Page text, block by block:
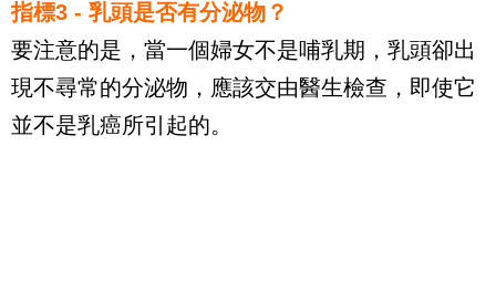
指標3 - 乳頭是否有分泌物？
要注意的是，當一個婦女不是哺乳期，乳頭卻出
現不尋常的分泌物，應該交由醫生檢查，即使它
並不是乳癌所引起的。